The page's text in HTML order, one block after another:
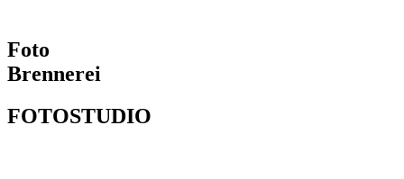
Foto
Brennerei
FOTOSTUDIO